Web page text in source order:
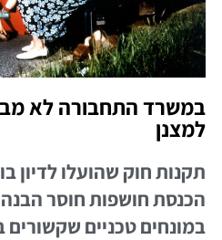
במשרד התחבורה לא
למצנן
תקנות חוק שהועלו לדיון
הכנסת חושפות חוסר
במונחים טכניים שקשורים